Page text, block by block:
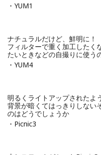
・YUM1
ナチュラルだけど、鮮明に！
フィルターで重く加工したく
たいときなどの自撮りに使う
・YUM4
明るくライトアップされたよ
背景が暗くてはっきりしない
のはどうでしょうか
・Picnic3